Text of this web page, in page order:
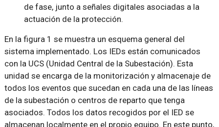
de fase, junto a señales digitales asociadas a la
actuación de la protección.
En la figura 1 se muestra un esquema general del
sistema implementado. Los IEDs están comunicados
con la UCS (Unidad Central de la Subestación). Esta
unidad se encarga de la monitorización y almacenaje de
todos los eventos que sucedan en cada una de las líneas
de la subestación o centros de reparto que tenga
asociados. Todos los datos recogidos por el IED se
almacenan localmente en el propio equipo. En este punto,